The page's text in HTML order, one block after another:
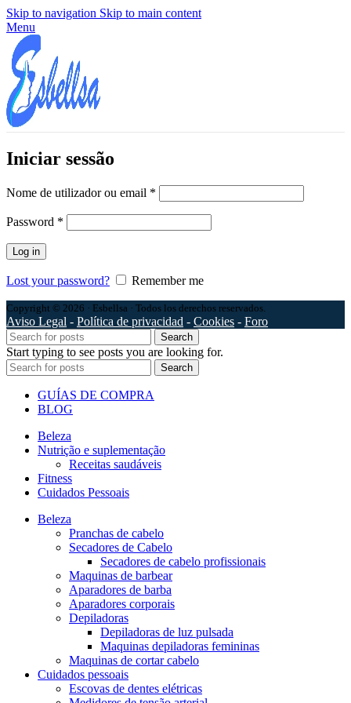
Skip to navigation Skip to main content
Menu
Iniciar sessão
Nome de utilizador ou email *
Password *
Log in
Lost your password? Remember me
Copyright © 2026 · Esbellsa · Todos los derechos reservados.
Aviso Legal - Política de privacidad - Cookies - Foro
Search
Start typing to see posts you are looking for.
Search
GUÍAS DE COMPRA
BLOG
Beleza
Nutrição e suplementação
Receitas saudáveis
Fitness
Cuidados Pessoais
Beleza
Pranchas de cabelo
Secadores de Cabelo
Secadores de cabelo profissionais
Maquinas de barbear
Aparadores de barba
Aparadores corporais
Depiladoras
Depiladoras de luz pulsada
Maquinas depiladoras femininas
Maquinas de cortar cabelo
Cuidados pessoais
Escovas de dentes elétricas